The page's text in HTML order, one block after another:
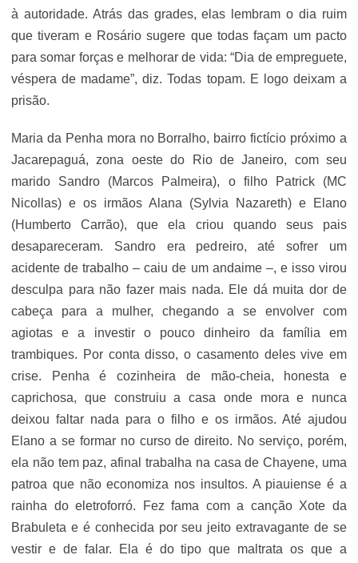
à autoridade. Atrás das grades, elas lembram o dia ruim
que tiveram e Rosário sugere que todas façam um pacto
para somar forças e melhorar de vida: “Dia de empreguete,
véspera de madame”, diz. Todas topam. E logo deixam a
prisão.
Maria da Penha mora no Borralho, bairro fictício próximo a
Jacarepaguá, zona oeste do Rio de Janeiro, com seu
marido Sandro (Marcos Palmeira), o filho Patrick (MC
Nicollas) e os irmãos Alana (Sylvia Nazareth) e Elano
(Humberto Carrão), que ela criou quando seus pais
desapareceram. Sandro era pedreiro, até sofrer um
acidente de trabalho – caiu de um andaime –, e isso virou
desculpa para não fazer mais nada. Ele dá muita dor de
cabeça para a mulher, chegando a se envolver com
agiotas e a investir o pouco dinheiro da família em
trambiques. Por conta disso, o casamento deles vive em
crise. Penha é cozinheira de mão-cheia, honesta e
caprichosa, que construiu a casa onde mora e nunca
deixou faltar nada para o filho e os irmãos. Até ajudou
Elano a se formar no curso de direito. No serviço, porém,
ela não tem paz, afinal trabalha na casa de Chayene, uma
patroa que não economiza nos insultos. A piauiense é a
rainha do eletroforró. Fez fama com a canção Xote da
Brabuleta e é conhecida por seu jeito extravagante de se
vestir e de falar. Ela é do tipo que maltrata os que a